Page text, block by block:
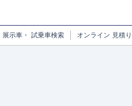
展示車・ 試乗車検索 オンライン 見積り